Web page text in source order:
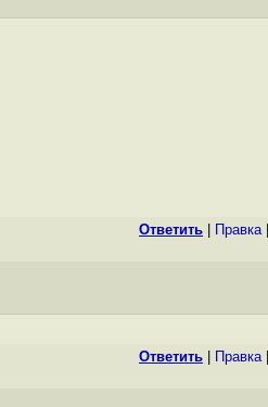
Ответить Правка|
Ответить Правка|